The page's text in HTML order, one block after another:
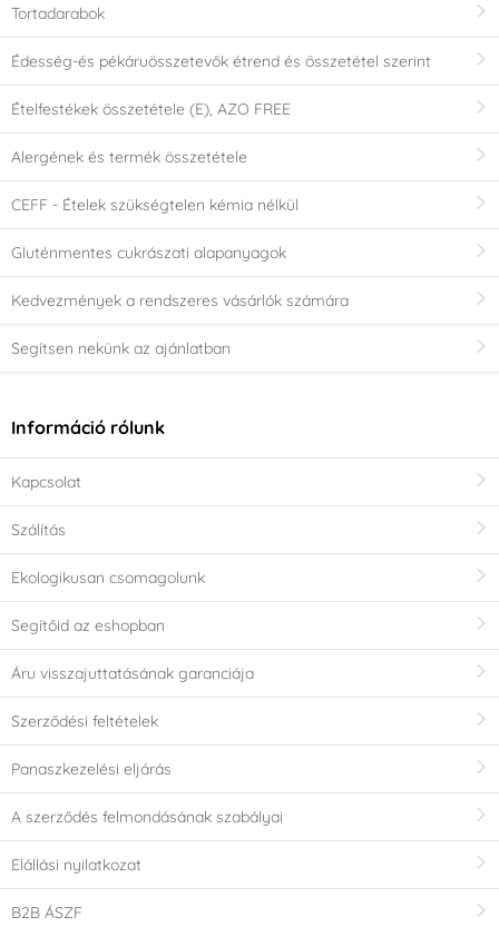
Tortadarabok
Édesség-és pékáruösszetevők étrend és összetétel szerint
Ételfestékek összetétele (E), AZO FREE
Alergének és termék összetétele
CEFF - Ételek szükségtelen kémia nélkül
Gluténmentes cukrászati alapanyagok
Kedvezmények a rendszeres vásárlók számára
Segítsen nekünk az ajánlatban
Információ rólunk
Kapcsolat
Szálítás
Ekologikusan csomagolunk
Segítőid az eshopban
Áru visszajuttatásának garanciája
Szerződési feltételek
Panaszkezelési eljárás
A szerződés felmondásának szabályai
Elállási nyilatkozat
B2B ÁSZF